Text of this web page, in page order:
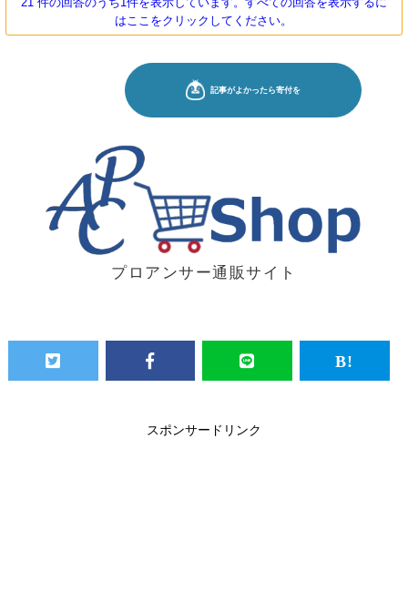
はここをクリックしてください。
プロアンサー通販サイト
スポンサードリンク